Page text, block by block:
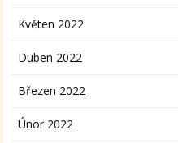
Květen 2022
Duben 2022
Březen 2022
Únor 2022